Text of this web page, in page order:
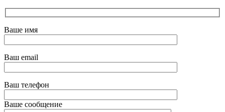
Ваше имя
Ваш email
Ваш телефон
Ваше сообщение